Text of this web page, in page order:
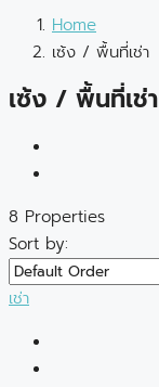
Home
เซ้ง / พื้นที่เช่า
เซ้ง / พื้นที่เช่า
8 Properties
Sort by:
เช่า